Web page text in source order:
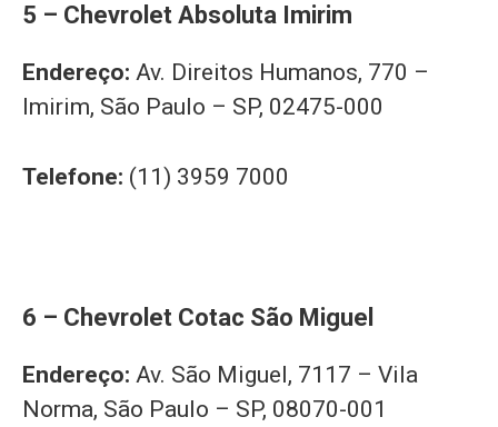
5 – Chevrolet Absoluta Imirim
Endereço: Av. Direitos Humanos, 770 –
Imirim, São Paulo – SP, 02475-000
Telefone: (11) 3959 7000
6 – Chevrolet Cotac São Miguel
Endereço: Av. São Miguel, 7117 – Vila
Norma, São Paulo – SP, 08070-001